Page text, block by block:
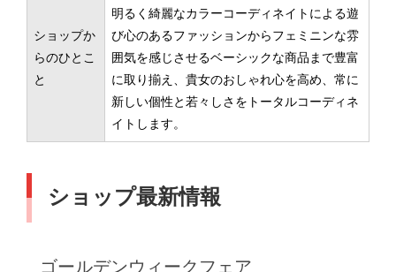
ショップか
らのひとこ
と
明るく綺麗なカラーコーディネイトによる遊
び心のあるファッションからフェミニンな雰
囲気を感じさせるベーシックな商品まで豊富
に取り揃え、貴女のおしゃれ心を高め、常に
新しい個性と若々しさをトータルコーディネ
イトします。
ショップ最新情報
ゴールデンウィークフェア